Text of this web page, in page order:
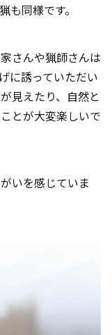
も同様です。
さんや猟師さんは
に誘っていただい
見えたり、自然と
とが大変楽しいで
いを感じていま